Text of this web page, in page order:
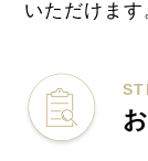
いただけます